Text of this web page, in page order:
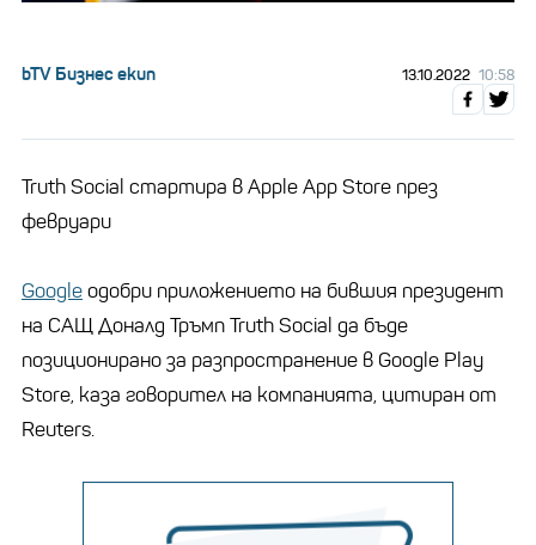
bTV Бизнес екип 13.10.2022 10:58
Truth Social стартира в Apple App Store през
февруари
Googleодобри приложението на бившия президент
на САЩ Доналд Тръмп Truth Social да бъде
позиционирано за разпространение в Google Play
Store, каза говорител на компанията, цитиран от
Reuters.